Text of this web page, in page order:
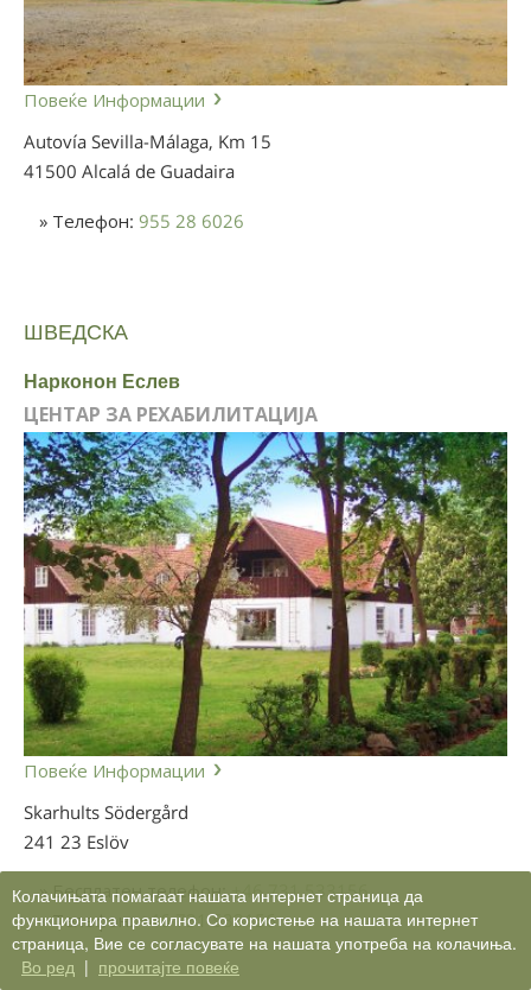
Повеќе Информации
Autovía Sevilla-Málaga, Km 15
41500 Alcalá de Guadaira
» Телефон: 955 28 6026
ШВЕДСКА
Нарконон Еслев
ЦЕНТАР ЗА РЕХАБИЛИТАЦИЈА
Повеќе Информации
Skarhults Södergård
241 23 Eslöv
» Бесплатен телефон:+46 731 533156
» Телефон:+46 731 533156
Колачињата помагаат нашата интернет страница да
функционира правилно. Со користење на нашата интернет
страница, Вие се согласувате на нашата употреба на колачиња.
Во ред | прочитајте повеќе